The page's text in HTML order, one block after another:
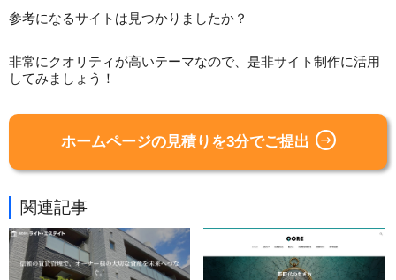
参考になるサイトは見つかりましたか？
非常にクオリティが高いテーマなので、是非サイト制作に活用
してみましょう！
ホームページの見積りを3分でご提出
関連記事